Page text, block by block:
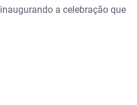
a celebração que